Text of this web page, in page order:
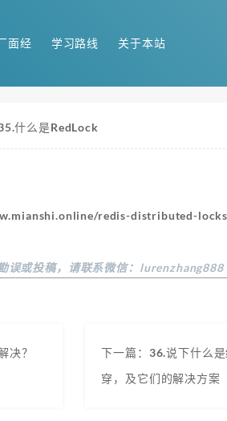
面经 学习路线 关于本站
什么是RedLock
redis-distributed-
误或投稿，请联系微信：lurenzhang888
决？
下一篇：36.说下什么
穿，及它们的解决方案